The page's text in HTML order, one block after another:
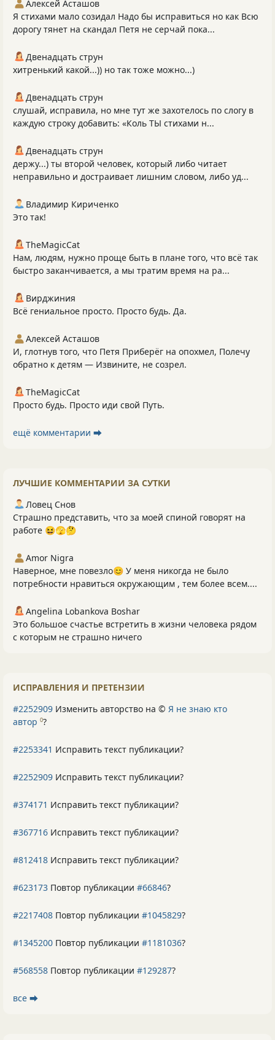
Алексей Асташов
Я стихами мало созидал Надо бы исправиться но как Всю
дорогу тянет на скандал Петя не серчай пока...
Двенадцать струн
хитренький какой...)) но так тоже можно...)
Двенадцать струн
слушай, исправила, но мне тут же захотелось по слогу в
каждую строку добавить: «Коль ТЫ стихами н...
Двенадцать струн
держу...) ты второй человек, который либо читает
неправильно и достраивает лишним словом, либо уд...
Владимир Кириченко
Это так!
TheMagicCat
Нам, людям, нужно проще быть в плане того, что всё так
быстро заканчивается, а мы тратим время на ра...
Вирджиния
Всё гениальное просто. Просто будь. Да.
Алексей Асташов
И, глотнув того, что Петя Приберёг на опохмел, Полечу
обратно к детям — Извините, не созрел.
TheMagicCat
Просто будь. Просто иди свой Путь.
ещё комментарии ⮕
ЛУЧШИЕ КОММЕНТАРИИ ЗА СУТКИ
Ловец Снов
Страшно представить, что за моей спиной говорят на
работе 😆🫣🤔
Amor Nigra
Наверное, мне повезло😊 У меня никогда не было
потребности нравиться окружающим , тем более всем....
Angelina Lobankova Boshar
Это большое счастье встретить в жизни человека рядом
с которым не страшно ничего
ИСПРАВЛЕНИЯ И ПРЕТЕНЗИИ
#2252909 Изменить авторство на © Я не знаю кто
автор 0?
#2253341 Исправить текст публикации?
#2252909 Исправить текст публикации?
#374171 Исправить текст публикации?
#367716 Исправить текст публикации?
#812418 Исправить текст публикации?
#623173 Повтор публикации #66846?
#2217408 Повтор публикации #1045829?
#1345200 Повтор публикации #1181036?
#568558 Повтор публикации #129287?
все ⮕